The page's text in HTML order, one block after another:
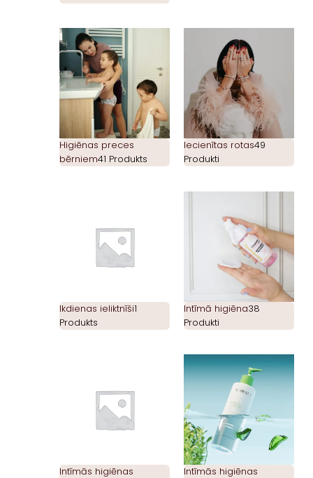
Higiēnas preces
bērniem41 Produkts
Iecienītas rotas49
Produkti
Ikdienas ieliktnīši1
Produkts
Intīmā higiēna38
Produkti
Intīmās higiēnas
Intīmās higiēnas